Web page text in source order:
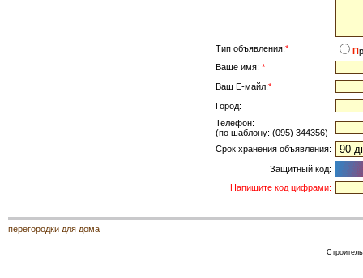
Тип объявления:* П
Ваше имя: *
Ваш Е-майл:*
Город:
Телефон:
(по шаблону: (095) 344356)
Срок хранения объявления:
Защитный код:
Напишите код цифрами:
перегородки для дома